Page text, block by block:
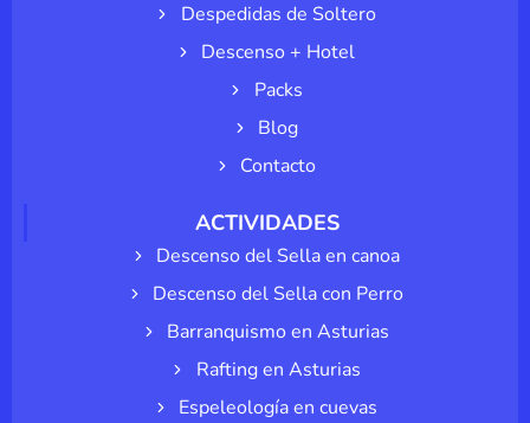
Despedidas de Soltero
Descenso + Hotel
Packs
Blog
Contacto
ACTIVIDADES
Descenso del Sella en canoa
Descenso del Sella con Perro
Barranquismo en Asturias
Rafting en Asturias
Espeleología en cuevas